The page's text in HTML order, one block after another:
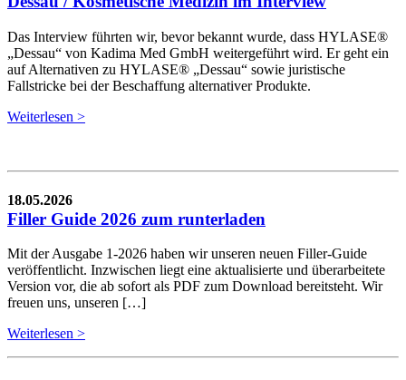
Das Interview führten wir, bevor bekannt wurde, dass HYLASE®
„Dessau“ von Kadima Med GmbH weitergeführt wird. Er geht ein
auf Alternativen zu HYLASE® „Dessau“ sowie juristische
Fallstricke bei der Beschaffung alternativer Produkte.
Weiterlesen >
18.05.2026
Filler Guide 2026 zum runterladen
Mit der Ausgabe 1-2026 haben wir unseren neuen Filler-Guide
veröffentlicht. Inzwischen liegt eine aktualisierte und überarbeitete
Version vor, die ab sofort als PDF zum Download bereitsteht. Wir
freuen uns, unseren […]
Weiterlesen >